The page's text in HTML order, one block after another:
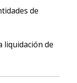
de
liquidación de